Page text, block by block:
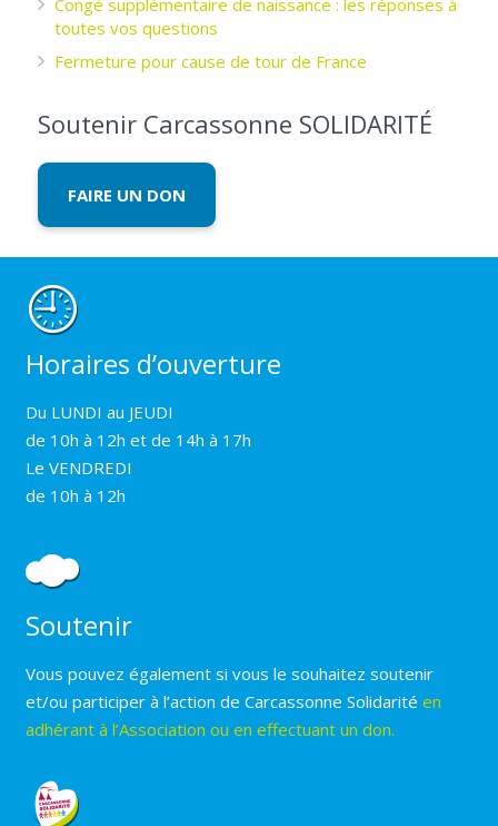
Congé supplémentaire de naissance : les réponses à
toutes vos questions
Fermeture pour cause de tour de France
Soutenir Carcassonne SOLIDARITÉ
FAIRE UN DON
Horaires d’ouverture
Du LUNDI au JEUDI
de 10h à 12h et de 14h à 17h
Le VENDREDI
de 10h à 12h
Soutenir
Vous pouvez également si vous le souhaitez soutenir
et/ou participer à l’action de Carcassonne Solidarité en
adhérant à l’Association ou en effectuant un don.